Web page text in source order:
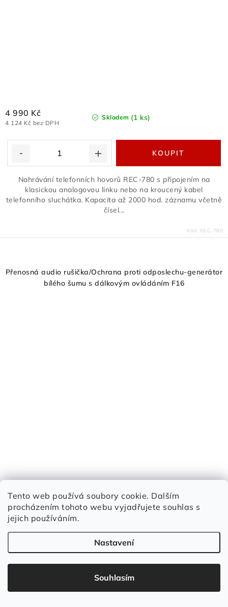
Tento web používá soubory cookie. Dalším
procházením tohoto webu vyjadřujete souhlas s
jejich používáním.
Nastavení
Souhlasím
Skladem (1 ks)
4 124 Kč bez DPH
4 990 Kč
Nahrávání telefonních hovorů REC-780 s připojením na
klasickou analogovou linku nebo na kroucený kabel
telefonního sluchátka. Kapacita až 2000 hod. záznamu včetně
čísel...
Kód: REC-780
Přenosná audio rušička/Ochrana proti odposlechu-generátor
bílého šumu s dálkovým ovládáním F16
Skladem (1 ks)
7 430 Kč bez DPH
Přenosný generátor šumu - slouží k zabezpečení konverzace
proti odposlechu, či skrytému nahrávání s efektivním fosahem
2-6M. Díky dálkovému ovladači můžete skrytě ovládat...